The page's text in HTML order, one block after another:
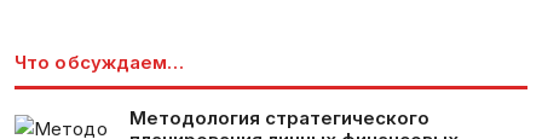
Что обсуждаем…
Методология стратегического